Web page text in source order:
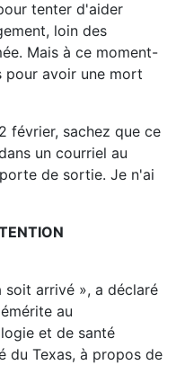
tenter d'aider
loin des
Mais à ce moment-
pour avoir une mort
février, sachez que ce
un courriel au
de sortie. Je n'ai
arrivé », a déclaré
au
et de santé
du Texas, à propos de